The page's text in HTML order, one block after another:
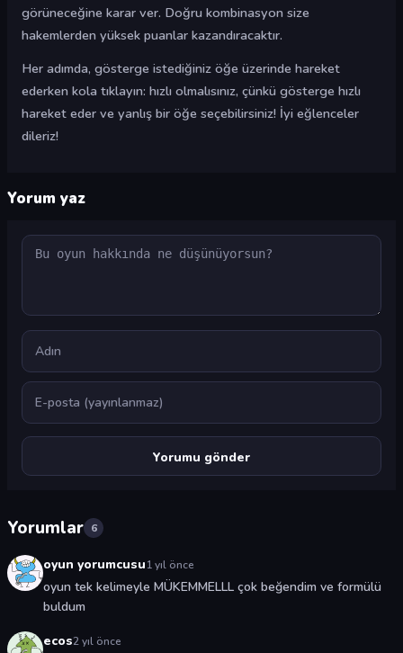
görüneceğine karar ver. Doğru kombinasyon size
hakemlerden yüksek puanlar kazandıracaktır.
Her adımda, gösterge istediğiniz öğe üzerinde hareket
ederken kola tıklayın: hızlı olmalısınız, çünkü gösterge hızlı
hareket eder ve yanlış bir öğe seçebilirsiniz! İyi eğlenceler
dileriz!
Yorum yaz
Yorum
Ad
E-posta
Yorumlar 6
oyun yorumcusu1 yıl önce
oyun tek kelimeyle MÜKEMMELLL çok beğendim ve formülü
buldum
ecos2 yıl önce